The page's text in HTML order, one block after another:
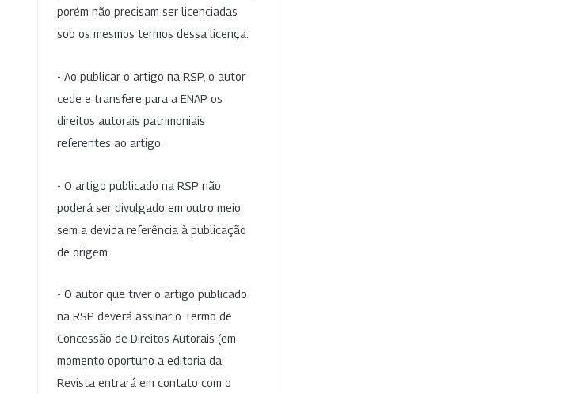
porém não precisam ser licenciadas
sob os mesmos termos dessa licença.
- Ao publicar o artigo na RSP, o autor
cede e transfere para a ENAP os
direitos autorais patrimoniais
referentes ao artigo.
- O artigo publicado na RSP não
poderá ser divulgado em outro meio
sem a devida referência à publicação
de origem.
- O autor que tiver o artigo publicado
na RSP deverá assinar o Termo de
Concessão de Direitos Autorais (em
momento oportuno a editoria da
Revista entrará em contato com o